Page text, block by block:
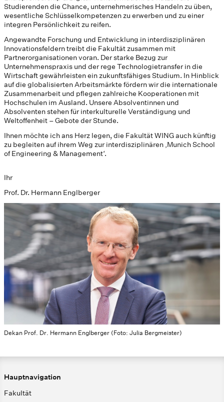
Dekan Prof. Dr. Hermann Englberger (Foto: Julia Bergmeister)
Studierenden die Chance, unternehmerisches Handeln zu üben,
wesentliche Schlüsselkompetenzen zu erwerben und zu einer
integren Persönlichkeit zu reifen.
Angewandte Forschung und Entwicklung in interdisziplinären
Innovationsfeldern treibt die Fakultät zusammen mit
Partnerorganisationen voran. Der starke Bezug zur
Unternehmenspraxis und der rege Technologietransfer in die
Wirtschaft gewährleisten ein zukunftsfähiges Studium. In Hinblick
auf die globalisierten Arbeitsmärkte fördern wir die internationale
Zusammenarbeit und pflegen zahlreiche Kooperationen mit
Hochschulen im Ausland. Unsere Absolventinnen und
Absolventen stehen für interkulturelle Verständigung und
Weltoffenheit – Gebote der Stunde.
Ihnen möchte ich ans Herz legen, die Fakultät WING auch künftig
zu begleiten auf ihrem Weg zur interdisziplinären ‚Munich School
of Engineering & Management‘.
Ihr
Prof. Dr. Hermann Englberger
Hauptnavigation
Fakultät